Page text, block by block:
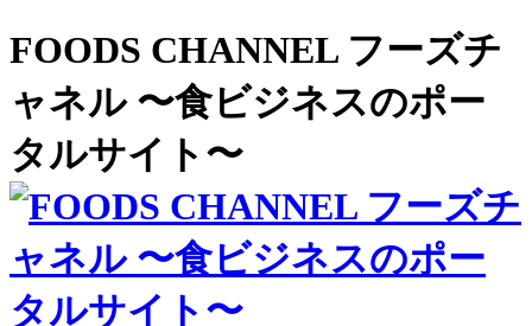
FOODS CHANNEL フーズチ
ャネル 〜食ビジネスのポー
タルサイト〜